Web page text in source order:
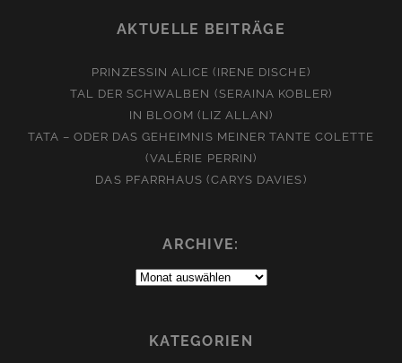
AKTUELLE BEITRÄGE
PRINZESSIN ALICE (IRENE DISCHE)
TAL DER SCHWALBEN (SERAINA KOBLER)
IN BLOOM (LIZ ALLAN)
TATA – ODER DAS GEHEIMNIS MEINER TANTE COLETTE
(VALÉRIE PERRIN)
DAS PFARRHAUS (CARYS DAVIES)
ARCHIVE:
Archive:
KATEGORIEN